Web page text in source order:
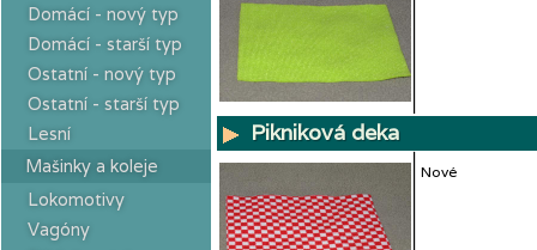
Domácí - nový typ
Domácí - starší typ
Ostatní - nový typ
Ostatní - starší typ
Lesní
Mašinky a koleje
Lokomotivy
Vagóny
Pikniková deka
Nové